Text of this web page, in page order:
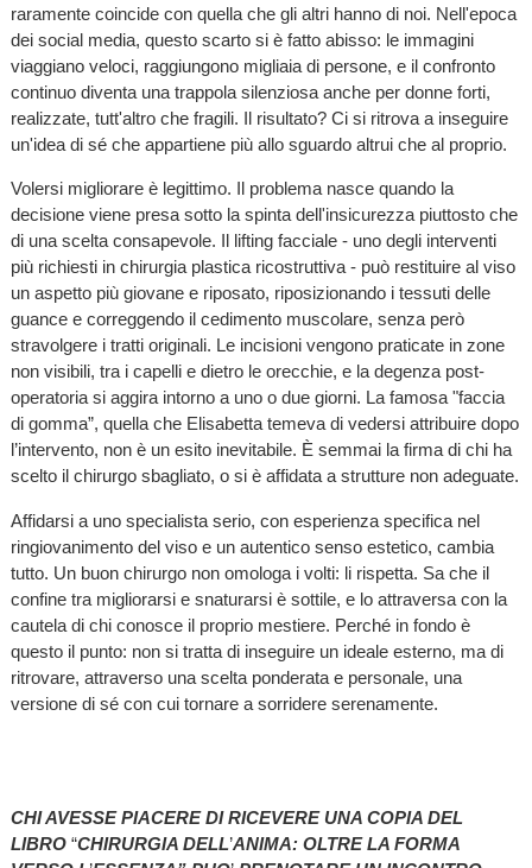
raramente coincide con quella che gli altri hanno di noi. Nell'epoca
dei social media, questo scarto si è fatto abisso: le immagini
viaggiano veloci, raggiungono migliaia di persone, e il confronto
continuo diventa una trappola silenziosa anche per donne forti,
realizzate, tutt'altro che fragili. Il risultato? Ci si ritrova a inseguire
un'idea di sé che appartiene più allo sguardo altrui che al proprio.
Volersi migliorare è legittimo. Il problema nasce quando la
decisione viene presa sotto la spinta dell'insicurezza piuttosto che
di una scelta consapevole. Il lifting facciale - uno degli interventi
più richiesti in chirurgia plastica ricostruttiva - può restituire al viso
un aspetto più giovane e riposato, riposizionando i tessuti delle
guance e correggendo il cedimento muscolare, senza però
stravolgere i tratti originali. Le incisioni vengono praticate in zone
non visibili, tra i capelli e dietro le orecchie, e la degenza post-
operatoria si aggira intorno a uno o due giorni. La famosa "faccia
di gomma”, quella che Elisabetta temeva di vedersi attribuire dopo
l’intervento, non è un esito inevitabile. È semmai la firma di chi ha
scelto il chirurgo sbagliato, o si è affidata a strutture non adeguate.
Affidarsi a uno specialista serio, con esperienza specifica nel
ringiovanimento del viso e un autentico senso estetico, cambia
tutto. Un buon chirurgo non omologa i volti: li rispetta. Sa che il
confine tra migliorarsi e snaturarsi è sottile, e lo attraversa con la
cautela di chi conosce il proprio mestiere. Perché in fondo è
questo il punto: non si tratta di inseguire un ideale esterno, ma di
ritrovare, attraverso una scelta ponderata e personale, una
versione di sé con cui tornare a sorridere serenamente.
CHI AVESSE PIACERE DI RICEVERE UNA COPIA DEL
LIBRO “CHIRURGIA DELL’ANIMA: OLTRE LA FORMA